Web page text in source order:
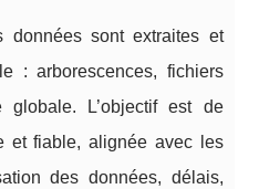
données sont extraites et
: arborescences, fichiers
globale. L’objectif est de
et fiable, alignée avec les
des données, délais,